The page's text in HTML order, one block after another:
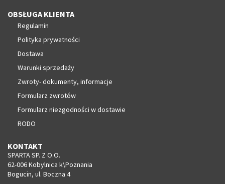
OBSŁUGA KLIENTA
Regulamin
Polityka prywatności
Dostawa
Warunki sprzedaży
Zwroty- dokumenty, informacje
Formularz zwrotów
Formularz niezgodności w dostawie
RODO
KONTAKT
SPARTA SP. Z O.O.
62-006 Kobylnica k\Poznania
Bogucin, ul. Boczna 4